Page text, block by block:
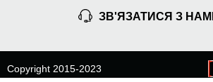
ЗВ'ЯЗАТИСЯ З
Copyright 2015-2023